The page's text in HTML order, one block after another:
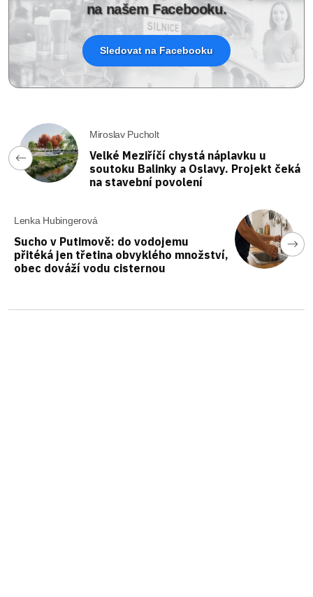
na našem Facebooku.
Sledovat na Facebooku
Miroslav Pucholt
Velké Meziříčí chystá náplavku u
soutoku Balinky a Oslavy. Projekt čeká
na stavební povolení
Lenka Hubingerová
Sucho v Putimově: do vodojemu
přitéká jen třetina obvyklého množství,
obec dováží vodu cisternou